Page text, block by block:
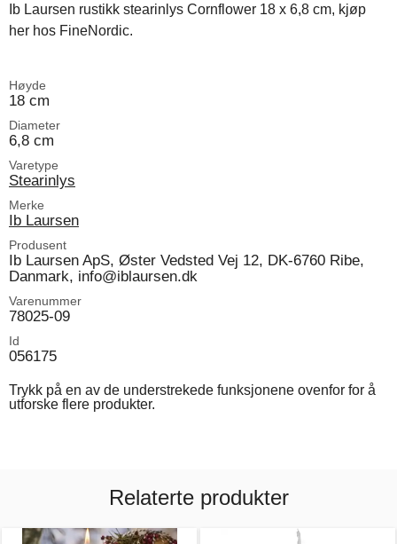
Ib Laursen rustikk stearinlys Cornflower 18 x 6,8 cm, kjøp
her hos FineNordic.
Høyde
18 cm
Diameter
6,8 cm
Varetype
Stearinlys
Merke
Ib Laursen
Produsent
Ib Laursen ApS, Øster Vedsted Vej 12, DK-6760 Ribe,
Danmark, info@iblaursen.dk
Varenummer
78025-09
Id
056175
Trykk på en av de understrekede funksjonene ovenfor for å
utforske flere produkter.
Relaterte produkter